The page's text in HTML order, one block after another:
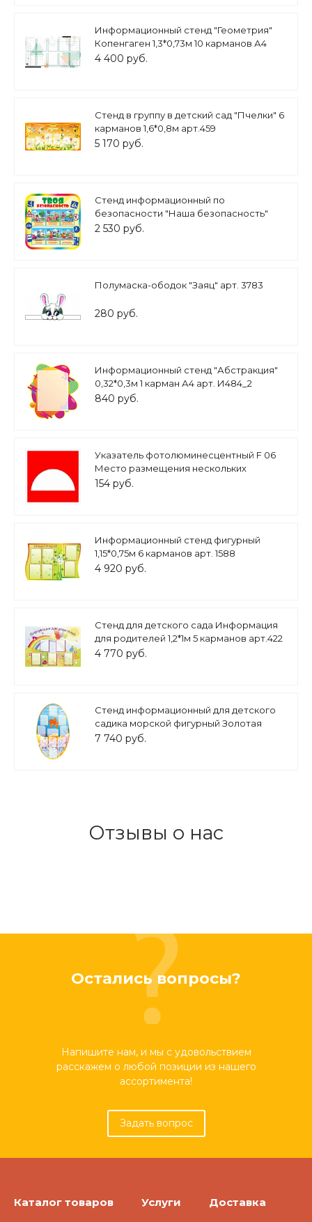
Информационный стенд "Геометрия"
Копенгаген 1,3*0,73м 10 карманов А4
арт. ИН684
4 400 руб.
Стенд в группу в детский сад "Пчелки" 6
карманов 1,6*0,8м арт.459
5 170 руб.
Стенд информационный по
безопасности "Наша безопасность"
0,8*0,8м. арт.26461
2 530 руб.
Полумаска-ободок "Заяц" арт. 3783
280 руб.
Информационный стенд "Абстракция"
0,32*0,3м 1 карман А4 арт. И484_2
840 руб.
Указатель фотолюминесцентный F 06
Место размещения нескольких
средств противопожарной защиты арт.
154 руб.
Информационный стенд фигурный
1,15*0,75м 6 карманов арт. 1588
4 920 руб.
Стенд для детского сада Информация
для родителей 1,2*1м 5 карманов арт.422
4 770 руб.
Стенд информационный для детского
садика морской фигурный Золотая
рыбка 10 карманов А4 1*1,7м. арт.ДС593
7 740 руб.
Отзывы о нас
Остались вопросы?
Напишите нам, и мы с удовольствием
расскажем о любой позиции из нашего
ассортимента!
Задать вопрос
Каталог товаров Услуги Доставка